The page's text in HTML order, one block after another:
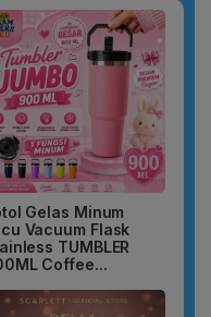
Gelas Minum
Vacuum Flask
TUMBLER
Coffee...